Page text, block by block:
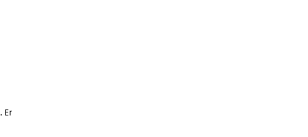
. Er